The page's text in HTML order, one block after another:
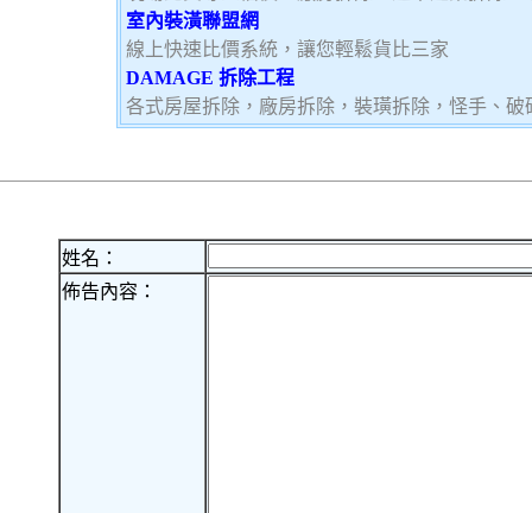
室內裝潢聯盟網
線上快速比價系統，讓您輕鬆貨比三家
DAMAGE 拆除工程
各式房屋拆除，廠房拆除，裝璜拆除，怪手、
姓名：
佈告內容：